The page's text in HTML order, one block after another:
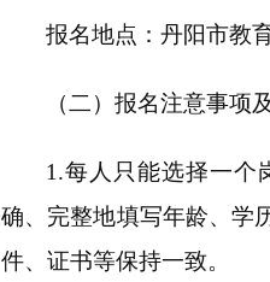
报名地点：丹阳市教
（二）报名注意事项
1.每人只能选择一个
确、完整地填写年龄、学
件、证书等保持一致。